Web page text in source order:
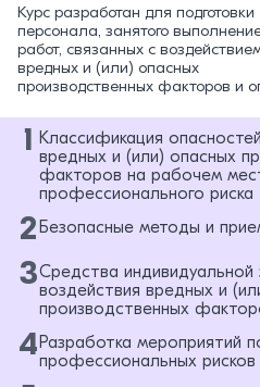
Курс разработан для подготовки
персонала, занятого
работ, связанных с
вредных и (или) опасных
производственных факторов и
1 Классификация
вредных и (или) опасных
факторов на рабочем
профессионального риска
Тема 1. Классификация опасностей
Тема 3. Определение опасностей и
Тема 4. Управление рисками
2 Безопасные методы и
Тема 1. Безопасные методы и
режиме
Тема 2. Структура и основные
Тема 3. Организация работ
Тема 4. Меры защиты от
производственных факторов.
3Средства
воздействия вредных и
производственных
Тема 1. Понятие «средство
обеспечении безопасности
4 Разработка мероприятий
профессиональных рисков